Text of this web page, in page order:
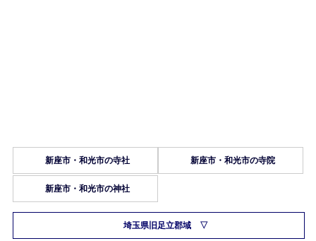
新座市・和光市の寺社 新座市・和光市の寺院
新座市・和光市の神社
埼玉県旧足立郡域